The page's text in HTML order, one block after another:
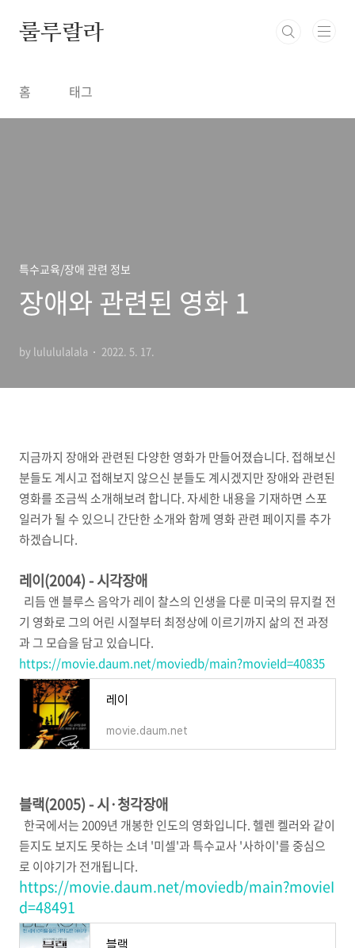
룰루랄라
홈 태그
특수교육/장애 관련 정보
장애와 관련된 영화 1
by lulululalala 2022. 5. 17.
지금까지 장애와 관련된 다양한 영화가 만들어졌습니다. 접해보신
분들도 계시고 접해보지 않으신 분들도 계시겠지만 장애와 관련된
영화를 조금씩 소개해보려 합니다. 자세한 내용을 기재하면 스포
일러가 될 수 있으니 간단한 소개와 함께 영화 관련 페이지를 추가
하겠습니다.
레이(2004) - 시각장애
리듬 앤 블루스 음악가 레이 찰스의 인생을 다룬 미국의 뮤지컬 전
기 영화로 그의 어린 시절부터 최정상에 이르기까지 삶의 전 과정
과 그 모습을 담고 있습니다.
https://movie.daum.net/moviedb/main?movieId=40835
레이
movie.daum.net
블랙(2005) - 시·청각장애
한국에서는 2009년 개봉한 인도의 영화입니다. 헬렌 켈러와 같이
듣지도 보지도 못하는 소녀 '미셀'과 특수교사 '사하이'를 중심으
로 이야기가 전개됩니다.
https://movie.daum.net/moviedb/main?movieI
d=48491
블랙